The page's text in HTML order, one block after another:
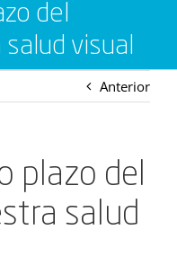
del
visual
Anterior
plazo del
salud